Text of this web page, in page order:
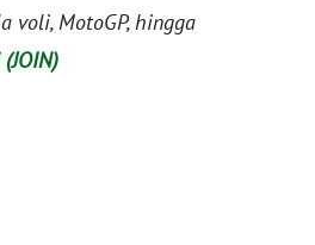
voli, MotoGP, hingga